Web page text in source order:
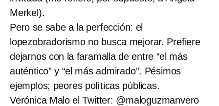
Merkel).
Pero se sabe a la perfección: el
lopezobradorismo no busca mejorar. Prefiere
dejarnos con la faramalla de entre “el más
auténtico” y “el más admirado”. Pésimos
ejemplos; peores políticas públicas.
Verónica Malo el Twitter: @maloguzmanvero